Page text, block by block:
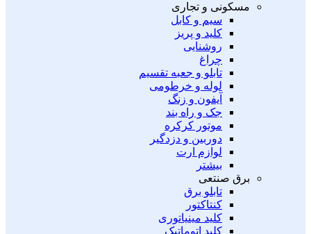
مسکونی و تجاری
سیم و کابل
کلید و پریز
روشنایی
چراغ
تابلو و جعبه تقسیم
لوله و خرطومی
آیفون و زنگ
جک و راه بند
موتور کرکره
دوربین و دزدگیر
لوازم ارت
بیشتر
برق صنتعی
تابلو برق
کنتاکتور
کلید مینیاتوری
کلید اتوماتیک